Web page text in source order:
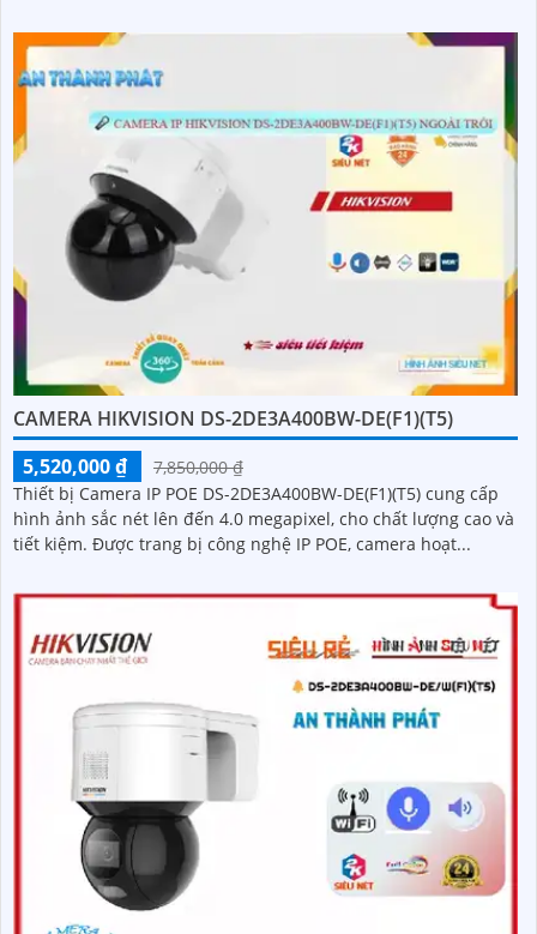
CAMERA HIKVISION DS-2DE3A400BW-DE(F1)(T5)
5,520,000 ₫
7,850,000 ₫
Thiết bị Camera IP POE DS-2DE3A400BW-DE(F1)(T5) cung cấp
hình ảnh sắc nét lên đến 4.0 megapixel, cho chất lượng cao và
tiết kiệm. Được trang bị công nghệ IP POE, camera hoạt...